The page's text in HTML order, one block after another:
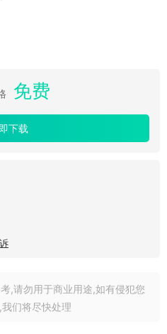
免费
下载
,请勿用于商业用途,如有侵犯您
们将尽快处理